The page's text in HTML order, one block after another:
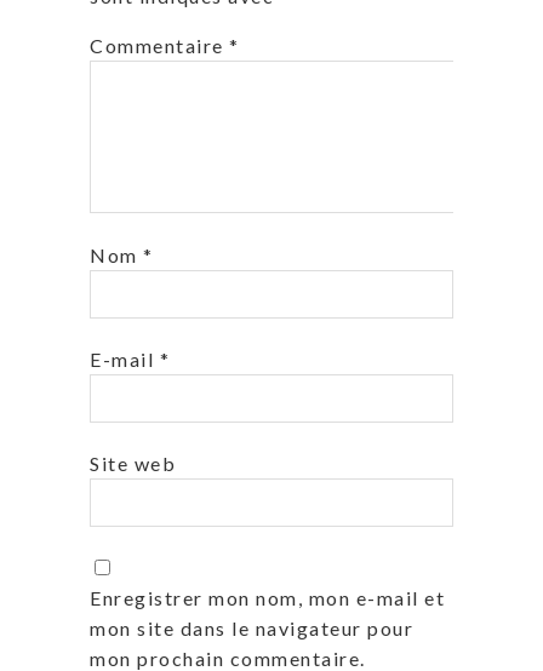
Commentaire *
Nom *
E-mail *
Site web
Enregistrer mon nom, mon e-mail et
mon site dans le navigateur pour
mon prochain commentaire.